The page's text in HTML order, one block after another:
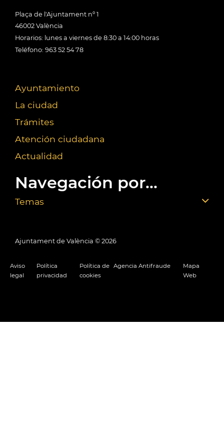
Plaça de l'Ajuntament nº 1
46002 València
Horarios: lunes a viernes de 8:30 a 14:00 horas
Teléfono: 963 52 54 78
Ayuntamiento
La ciudad
Trámites
Atención ciudadana
Actualidad
Navegación por...
Temas
Ajuntament de València © 2026
Aviso
legal
Política
privacidad
Política de
cookies
Agencia Antifraude
Mapa
Web